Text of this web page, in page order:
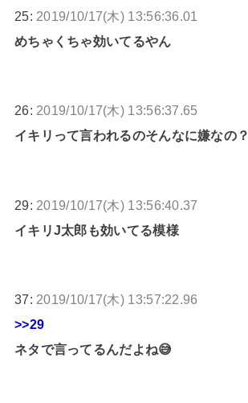
25: 2019/10/17(木) 13:56:36.01
めちゃくちゃ効いてるやん
26: 2019/10/17(木) 13:56:37.65
イキリって言われるのそんなに嫌なの？
29: 2019/10/17(木) 13:56:40.37
イキリJ太郎も効いてる模様
37: 2019/10/17(木) 13:57:22.96
>>29
ネタで言ってるんだよね😅